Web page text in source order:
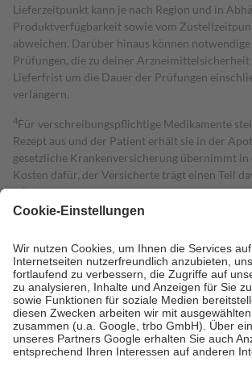
Lieferzeitpunkt kann je nach Region und in
Produktverfügbarkeit sowie vom
abweichen. Darüber hinaus können
Prüfungen, die zu deiner Arzneimittelsicherheit
Lieferfrist um die Dauer der Prüfungen
verlängern.
4Für verschreibungspflichtige Medikamente
Rezept aus und der Patient erhält sie in der
gesetzliche Krankenversicherung übernimmt in
Kosten dafür, der Versicherte trägt einen Teil
mit.
Grundsätzlich leisten Mitglieder Zuzahlungen in
höchstens zehn Euro.
Es sind jedoch nie mehr
Kosten der Leistung zu entrichten.
Diese Regeln gelten grundsätzlich auch für
Bei Heilmitteln und häuslicher Krankenpflege
Zuzahlung zehn Prozent der Kosten sowie zehn
Verordnung.
Um das Engagement der Versicherten für ihre
stärken und die besondere Stellung der Familie